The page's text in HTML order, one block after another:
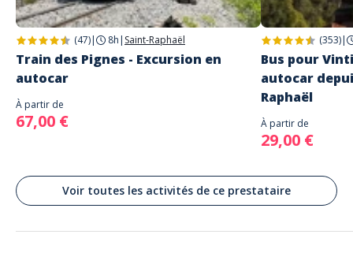
(47)| 8h | Saint-Raphaël
Train des Pignes - Excursion en
autocar
À partir de
67,00 €
(353)|
Bus pour
autocar
Raphaël
À partir de
29,00 €
Voir toutes les activités de ce prestataire